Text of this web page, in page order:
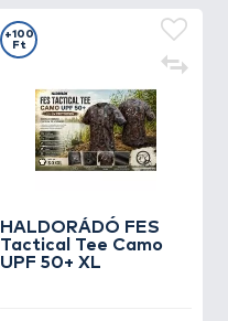
HALDORÁDÓ FES
Tactical Tee Camo
UPF 50+ XL
+100
Ft